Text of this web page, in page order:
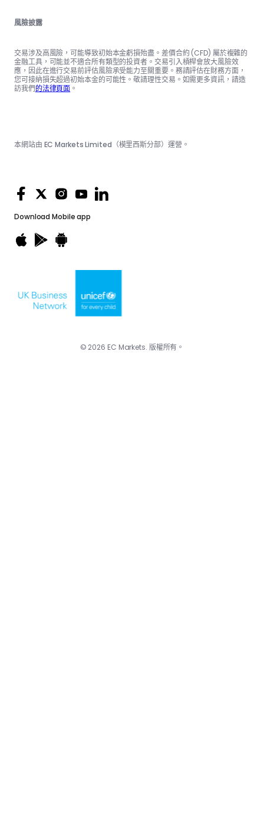
風險披露
交易涉及高風險，可能導致初始本金虧損殆盡。差價合約 (CFD) 屬於複雜的
金融工具，可能並不適合所有類型的投資者。交易引入槓桿會放大風險效
應，因此在進行交易前評估風險承受能力至關重要。務請評估在財務方面，
您可接納損失超過初始本金的可能性。敬請理性交易。如需更多資訊，請造
訪我們的法律頁面 。
Download Mobile app
本網站由 EC Markets Limited（模里西斯分部）運營。
© 2026 EC Markets. 版權所有。